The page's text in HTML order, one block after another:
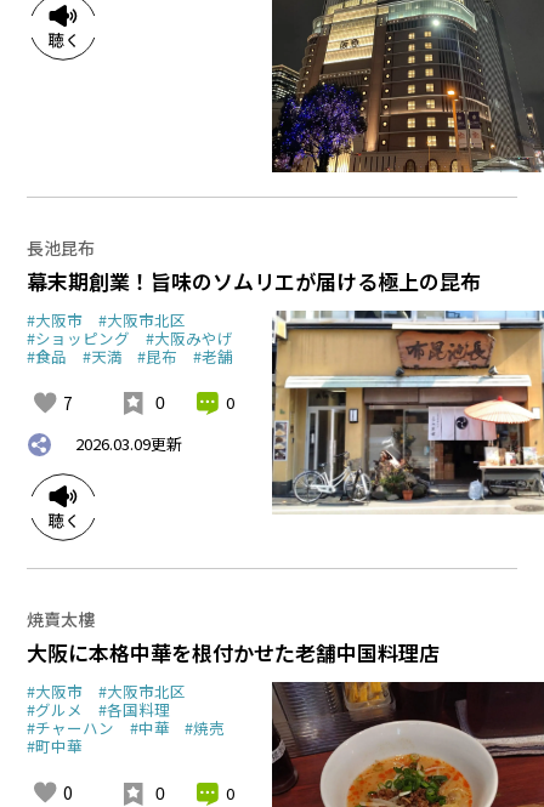
長池昆布
幕末期創業！旨味のソムリエが届ける極上の昆布
#大阪市 #大阪市北区
#ショッピング #大阪みやげ
#食品 #天満 #昆布 #老舗
7 0
0
2026.03.09更新
焼賣太樓
大阪に本格中華を根付かせた老舗中国料理店
#大阪市 #大阪市北区
#グルメ #各国料理
#チャーハン #中華 #焼売
#町中華
0 0
0